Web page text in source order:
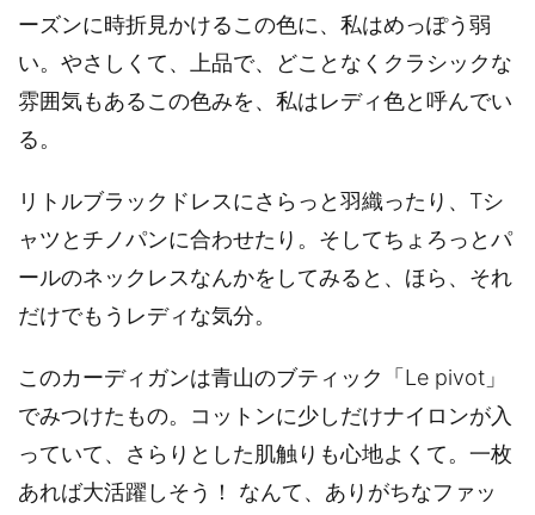
ーズンに時折見かけるこの色に、私はめっぽう弱
い。やさしくて、上品で、どことなくクラシックな
雰囲気もあるこの色みを、私はレディ色と呼んでい
る。
リトルブラックドレスにさらっと羽織ったり、Tシ
ャツとチノパンに合わせたり。そしてちょろっとパ
ールのネックレスなんかをしてみると、ほら、それ
だけでもうレディな気分。
このカーディガンは青山のブティック「Le pivot」
でみつけたもの。コットンに少しだけナイロンが入
っていて、さらりとした肌触りも心地よくて。一枚
あれば大活躍しそう！ なんて、ありがちなファッ